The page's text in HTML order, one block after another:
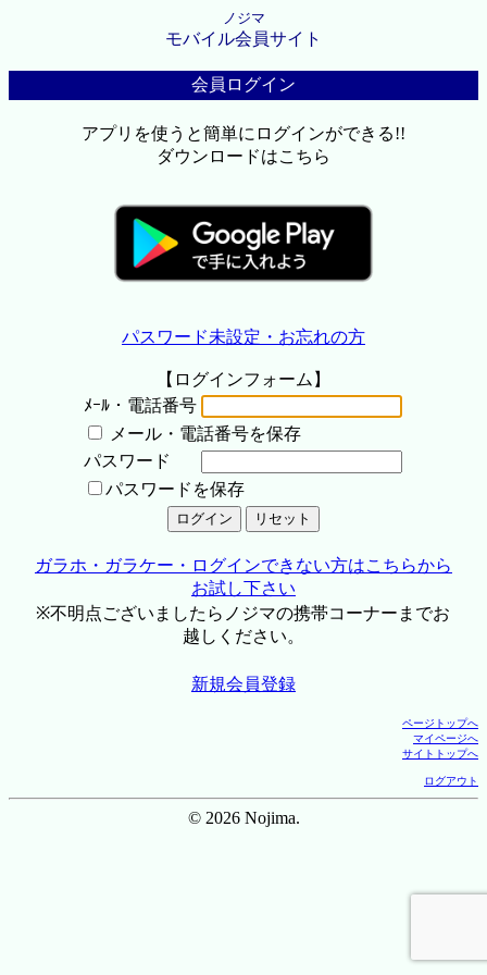
ノジマ
モバイル会員サイト
会員ログイン
アプリを使うと簡単にログインができる!!
ダウンロードはこちら
パスワード未設定・お忘れの方
【ログインフォーム】
ﾒｰﾙ・電話番号
メール・電話番号を保存
パスワード
パスワードを保存
ガラホ・ガラケー・ログインできない方はこちらから
お試し下さい
※不明点ございましたらノジマの携帯コーナーまでお
越しください。
新規会員登録
ページトップへ
マイページへ
サイトトップへ
ログアウト
© 2026 Nojima.